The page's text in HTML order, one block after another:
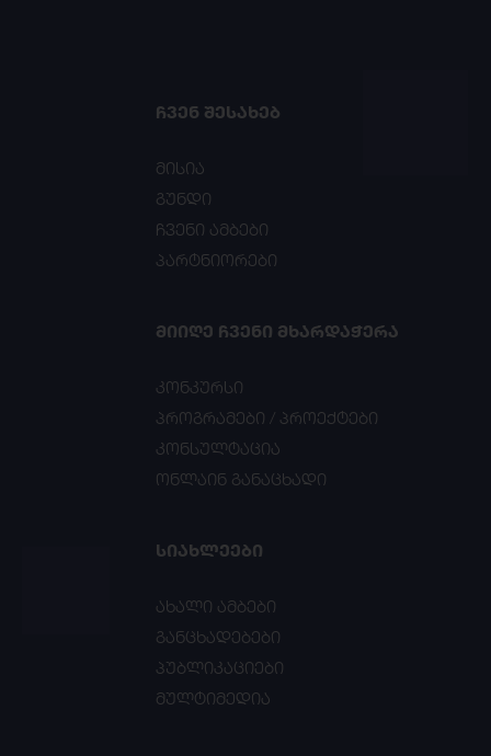
ᲩᲕᲔᲜ ᲨᲔᲡᲐᲮᲔᲑ
მისია
გუნდი
ჩვენი ამბები
პარტნიორები
ᲛᲘᲘᲦᲔ ᲩᲕᲔᲜᲘ ᲛᲮᲐᲠᲓᲐᲭᲔᲠᲐ
კონკურსი
პროგრამები / პროექტები
კონსულტაცია
ონლაინ განაცხადი
ᲡᲘᲐᲮᲚᲔᲔᲑᲘ
ახალი ამბები
განცხადებები
პუბლიკაციები
მულტიმედია